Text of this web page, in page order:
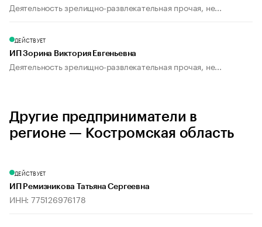
Деятельность зрелищно-развлекательная прочая, не...
ДЕЙСТВУЕТ
ИП Зорина Виктория Евгеньевна
Деятельность зрелищно-развлекательная прочая, не...
Другие предприниматели в
регионе — Костромская область
ДЕЙСТВУЕТ
ИП Ремизникова Татьяна Сергеевна
ИНН: 775126976178